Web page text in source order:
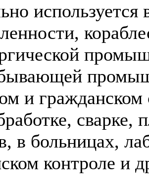
используется
и гражданском
сварке,
в больницах,
контроле и